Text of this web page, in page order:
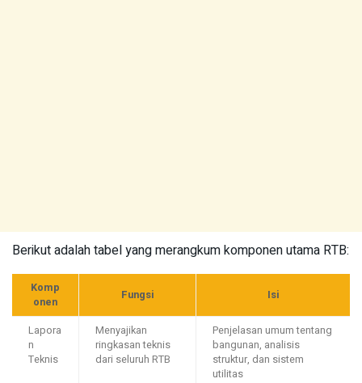
Berikut adalah tabel yang merangkum komponen utama RTB:
Komp
onen
Fungsi Isi
Lapora
n
Teknis
Menyajikan
ringkasan teknis
dari seluruh RTB
Penjelasan umum tentang
bangunan, analisis
struktur, dan sistem
utilitas